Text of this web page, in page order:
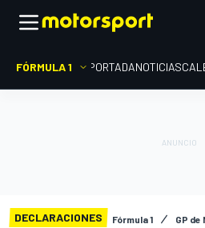
FÓRMULA 1 PORTADANOTICIAS
DECLARACIONES Fórmula 1 GP de